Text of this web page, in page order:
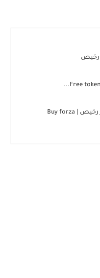
Free
شراء لعبة forza horizon بسعر رخيص | Buy forza